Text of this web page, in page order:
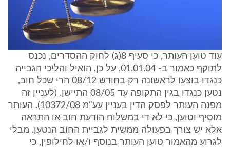
עוד טוען העותר, כי סעיף 8(ג) לחוק ההסדרים, נכנס
לתוקף כאמור ב- 01.01.04, על כן, הואיל והליכי הגבייה
כנגדו בוצעו לראשונה רק בחודש 08/12 הרי שכל חוב,
נטען כנגדו בגין התקופה עד 08/05 התיישן. (לעניין זה
מפנה העותר לפסק הדין בעניין עע"מ 10372/08). העותר
מוסיף וטוען, כי לא די במשלוח הודעת חוב או התראה
אלא יש צורך בפעולה ממשית לגביית החוב הנטען. מבלי
לגרוע מהאמור טוען העותר בנוסף ו/או לחילופין, כי